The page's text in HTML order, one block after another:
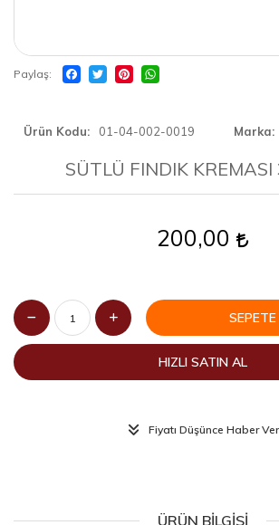
Paylaş
Ürün Kodu 01-04-002-0019 Marka
SÜTLÜ FINDIK
200,00
SEPETE
HIZLI SATIN AL
Fiyatı Düşünce Haber Ver
ÜRÜN BILGISI